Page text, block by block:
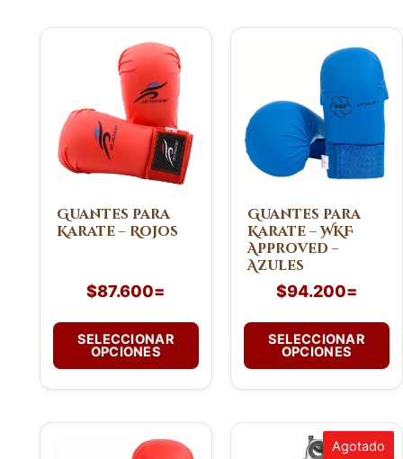
Guantes para
Karate – Rojos
$87.600=
SELECCIONAR
OPCIONES
variantes.
Las
opciones
pueden
elegir
página
de
producto
Guantes para
Karate – WKF
Approved –
Azules
$94.200=
SELECCIONAR
OPCIONES
múltiples
variantes.
Las
opciones
pueden
elegir
en
la
página
de
producto
Agotado